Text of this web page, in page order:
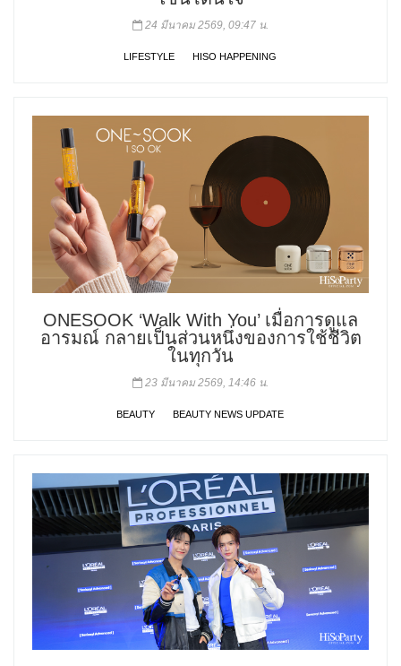
24 มีนาคม 2569, 09:47 น.
LIFESTYLE HISO HAPPENING
ONESOOK ‘Walk With You’ เมื่อการดูแล
อารมณ์ กลายเป็นส่วนหนึ่งของการใช้ชีวิต
ในทุกวัน
23 มีนาคม 2569, 14:46 น.
BEAUTY BEAUTY NEWS UPDATE